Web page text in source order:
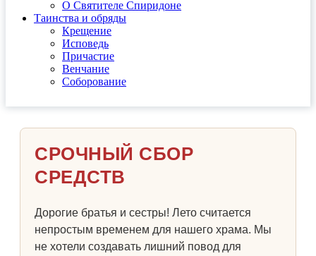
О Святителе Спиридоне
Таинства и обряды
Крещение
Исповедь
Причастие
Венчание
Соборование
СРОЧНЫЙ СБОР
СРЕДСТВ
Дорогие братья и сестры! Лето считается
непростым временем для нашего храма. Мы
не хотели создавать лишний повод для